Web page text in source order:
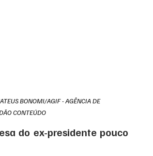
BONOMI/AGIF - AGÊNCIA DE
CONTEÚDO
do ex-presidente pouco